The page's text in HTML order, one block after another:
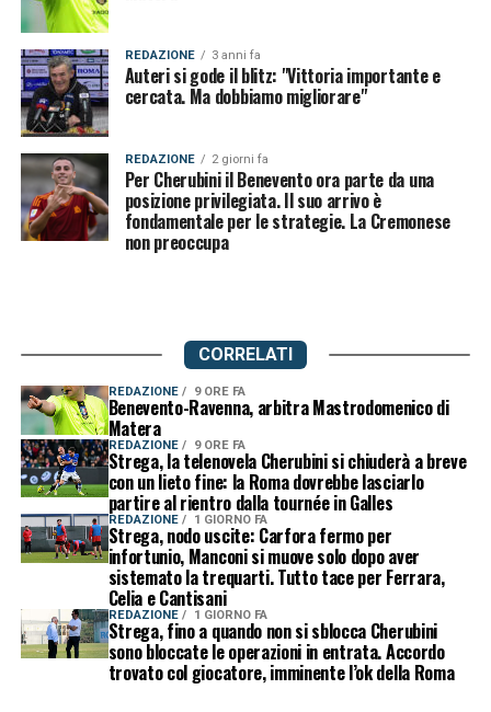
REDAZIONE 3 anni fa
Auteri si gode il blitz: "Vittoria importante e
cercata. Ma dobbiamo migliorare"
REDAZIONE 2 giorni fa
Per Cherubini il Benevento ora parte da una
posizione privilegiata. Il suo arrivo è
fondamentale per le strategie. La Cremonese
non preoccupa
CORRELATI
REDAZIONE 9 ORE FA
Benevento-Ravenna, arbitra Mastrodomenico di
Matera
REDAZIONE 9 ORE FA
Strega, la telenovela Cherubini si chiuderà a breve
con un lieto fine: la Roma dovrebbe lasciarlo
partire al rientro dalla tournée in Galles
REDAZIONE 1 GIORNO FA
Strega, nodo uscite: Carfora fermo per
infortunio, Manconi si muove solo dopo aver
sistemato la trequarti. Tutto tace per Ferrara,
Celia e Cantisani
REDAZIONE 1 GIORNO FA
Strega, fino a quando non si sblocca Cherubini
sono bloccate le operazioni in entrata. Accordo
trovato col giocatore, imminente l’ok della Roma